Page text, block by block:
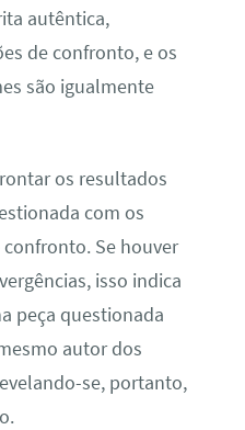
autêntica,
de confronto, e os
são igualmente
os resultados
com os
Se houver
isso indica
peça questionada
autor dos
se, portanto,